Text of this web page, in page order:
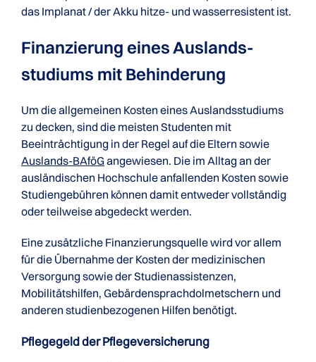
das Implanat / der Akku hitze- und wasserresistent ist.
Finanzierung eines Auslands­
studiums mit Behinderung
Um die allgemeinen Kosten eines Auslandsstudiums
zu decken, sind die meisten Studenten mit
Beeinträchtigung in der Regel auf die Eltern sowie
Auslands-BAföGangewiesen. Die im Alltag an der
ausländischen Hochschule anfallenden Kosten sowie
Studiengebühren können damit entweder vollständig
oder teilweise abgedeckt werden.
Eine zusätzliche Finanzierungsquelle wird vor allem
für die Übernahme der Kosten der medizinischen
Versorgung sowie der Studienassistenzen,
Mobilitätshilfen, Gebärdensprachdolmetschern und
anderen studienbezogenen Hilfen benötigt.
Pflegegeld der Pflege­versicherung